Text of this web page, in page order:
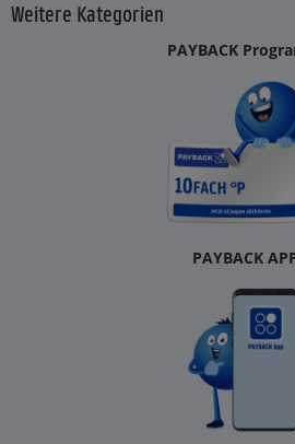
Weitere Kategorien
PAYBACK
PAYBACK